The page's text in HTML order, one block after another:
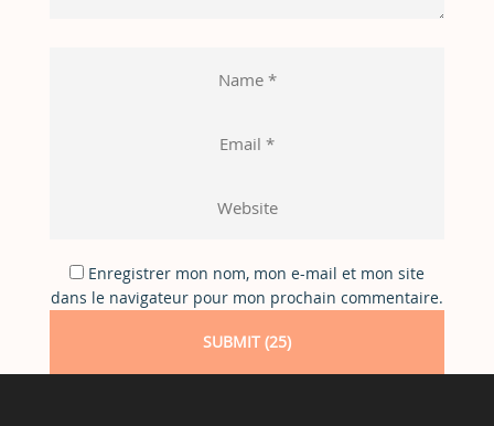
Enregistrer mon nom, mon e-mail et mon site
dans le navigateur pour mon prochain commentaire.